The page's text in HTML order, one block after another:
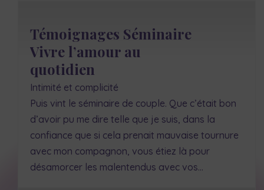
Témoignages Séminaire
Vivre l’amour au
quotidien
Intimité et complicité
Puis vint le séminaire de couple. Que c’était bon
d’avoir pu me dire telle que je suis, dans la
confiance que si cela prenait mauvaise tournure
avec mon compagnon, vous étiez là pour
désamorcer les malentendus avec vos…